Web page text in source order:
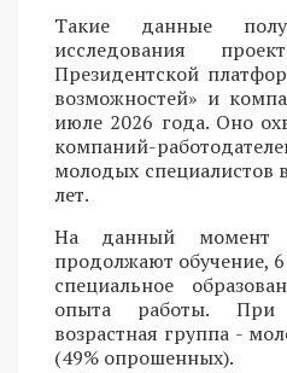
Такие данные
исследования
Президентской
возможностей» и
июле 2026 года. Оно
компаний-
молодых специалистов
лет.
На данный момент
продолжают обучение,
специальное
опыта работы. При
возрастная группа -
(49% опрошенных).